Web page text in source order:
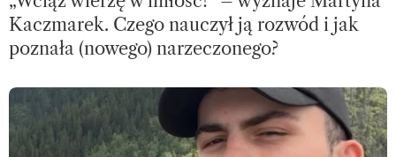
Kaczmarek. Czego nauczył ją rozwód i jak
poznała (nowego) narzeczonego?